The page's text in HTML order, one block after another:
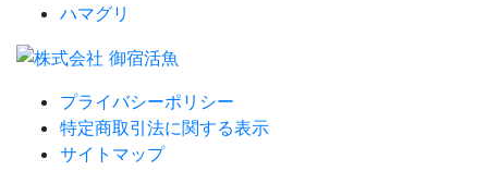
ハマグリ
プライバシーポリシー
特定商取引法に関する表示
サイトマップ